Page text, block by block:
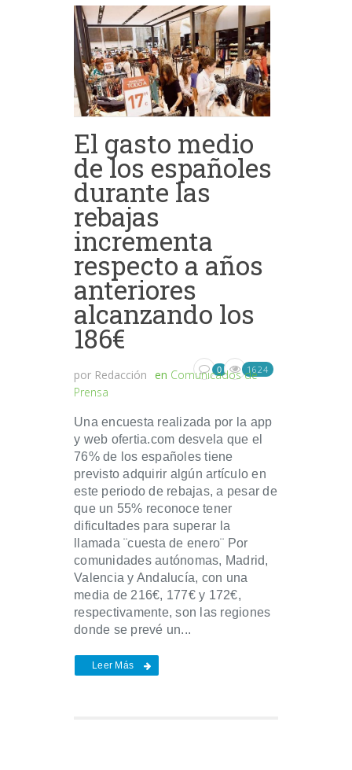
El gasto medio
de los españoles
durante las
rebajas
incrementa
respecto a años
anteriores
alcanzando los
186€
por Redacción en Comunicados de
Prensa
0 1624
Una encuesta realizada por la app
y web ofertia.com desvela que el
76% de los españoles tiene
previsto adquirir algún artículo en
este periodo de rebajas, a pesar de
que un 55% reconoce tener
dificultades para superar la
llamada ¨cuesta de enero¨ Por
comunidades autónomas, Madrid,
Valencia y Andalucía, con una
media de 216€, 177€ y 172€,
respectivamente, son las regiones
donde se prevé un...
Leer Más